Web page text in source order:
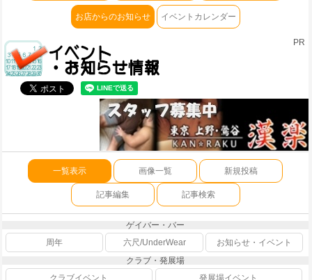
お店からのお知らせ イベントカレンダー
PR
一覧表示 画像一覧 新規投稿
記事編集 記事検索
ゲイバー・バー
周年
六尺/UnderWear
お知らせ・イベント
クラブ・発展場